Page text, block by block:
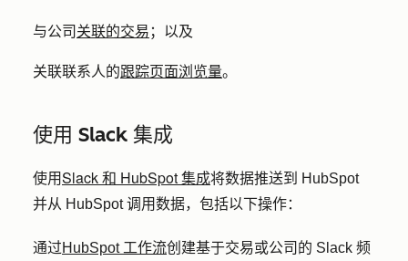
与公司 关联的交易 ；以及
关联联系人的跟踪页面浏览量。
使用 Slack 集成
使用Slack 和 HubSpot 集成将数据推送到 HubSpot
并从 HubSpot 调用数据，包括以下操作：
通过HubSpot 工作流创建基于交易或公司的 Slack 频